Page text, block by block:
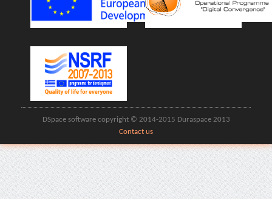
DSpace software copyright © 2014-2015 Duraspace 2013
Contact us